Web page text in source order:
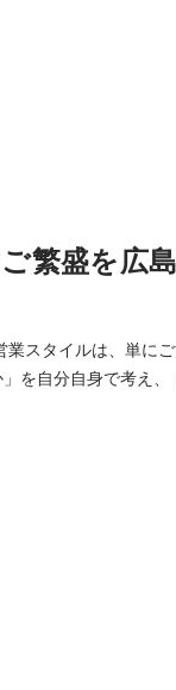
繁盛を広
スタイルは、単に
を自分自身で考え、
関係を大事にしな